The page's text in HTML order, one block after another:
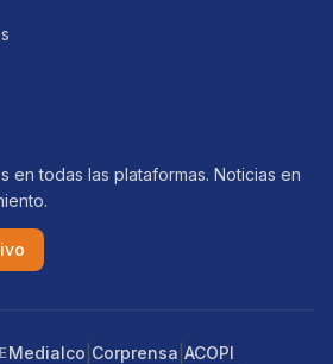
en todas las plataformas. Noticias en
Medialco Corprensa ACOPI